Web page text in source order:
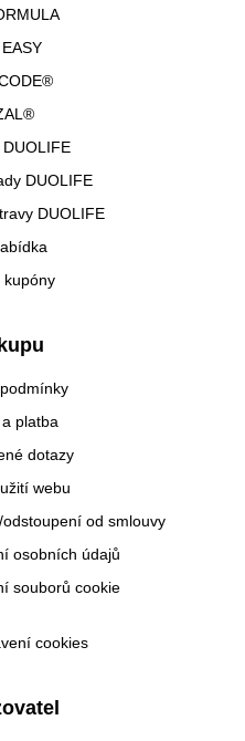
DUOLIFE
DUOLIFE
kupóny
platba
dotazy
webu
od smlouvy
osobních údajů
souborů cookie
cookies